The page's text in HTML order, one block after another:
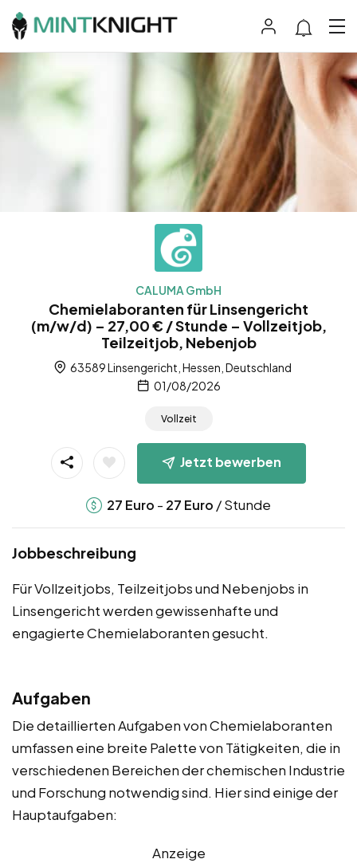
CALUMA GmbH
Chemielaboranten für Linsengericht
(m/w/d) – 27,00 € / Stunde – Vollzeitjob,
Teilzeitjob, Nebenjob
63589 Linsengericht, Hessen, Deutschland
01/08/2026
Vollzeit
Jetzt bewerben
27 Euro - 27 Euro / Stunde
Jobbeschreibung
Für Vollzeitjobs, Teilzeitjobs und Nebenjobs in
Linsengericht werden gewissenhafte und
engagierte Chemielaboranten gesucht.
Aufgaben
Die detaillierten Aufgaben von Chemielaboranten
umfassen eine breite Palette von Tätigkeiten, die in
verschiedenen Bereichen der chemischen Industrie
und Forschung notwendig sind. Hier sind einige der
Hauptaufgaben:
Anzeige